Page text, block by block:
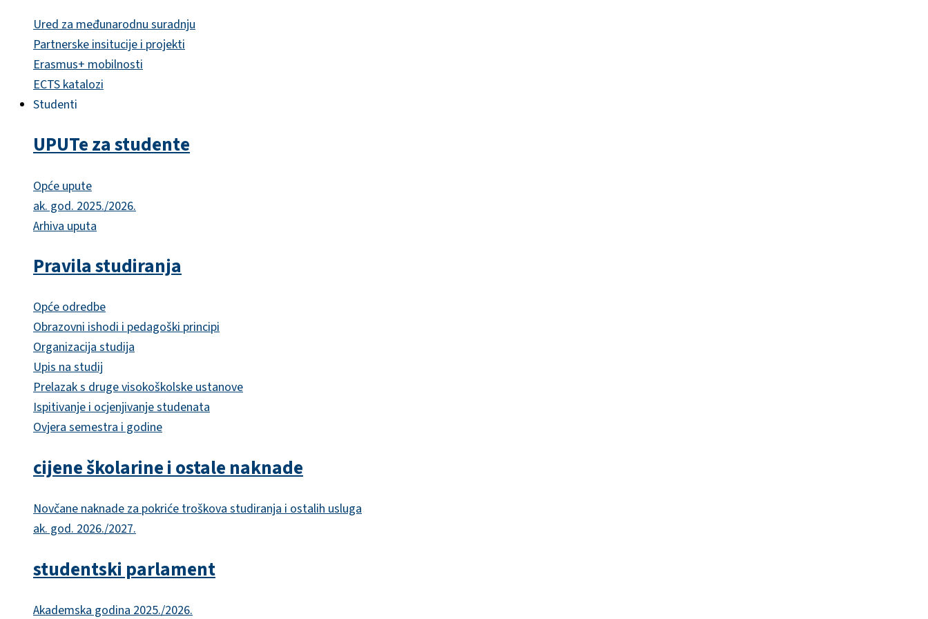
Ured za međunarodnu suradnju
Partnerske insitucije i projekti
Erasmus+ mobilnosti
ECTS katalozi
Studenti
UPUTe za studente
Opće upute
ak. god. 2025./2026.
Arhiva uputa
Pravila studiranja
Opće odredbe
Obrazovni ishodi i pedagoški principi
Organizacija studija
Upis na studij
Prelazak s druge visokoškolske ustanove
Ispitivanje i ocjenjivanje studenata
Ovjera semestra i godine
cijene školarine i ostale naknade
Novčane naknade za pokriće troškova studiranja i ostalih usluga
ak. god. 2026./2027.
studentski parlament
Akademska godina 2025./2026.